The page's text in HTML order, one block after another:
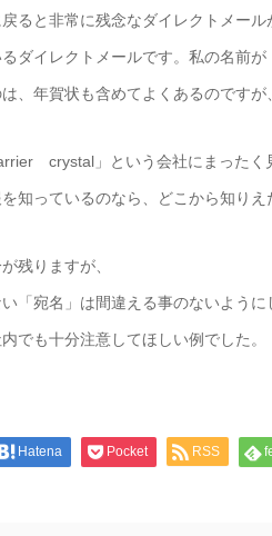
ると非常に残念なダイレクトメール
ダイレクトメールです。私の名前
、年賀状も含めてよくあるのですが
crystal」という会社にまったく
知っているのなら、どこから知りえ
残りますが、
「宛名」は間違える事のないように
でも十分注意してほしい例でした。
Hatena Pocket RSS